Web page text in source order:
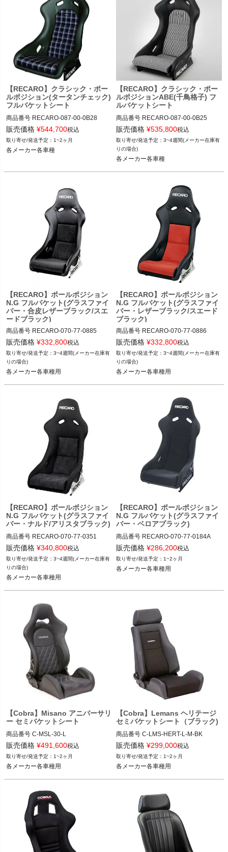
【RECARO】クラシック・ポー
ルポジション(タータンチェック)
フルバケットシート
商品番号 RECARO-087-00-0B28
RECARO-087.00.0B28
087-00-0B28
販売価格 ¥544,700税込
1~2ヶ月
各メーカー各車種
【RECARO】クラシック・ポー
ルポジションABE(千鳥格子) フ
ルバケットシート
商品番号 RECARO-087-00-0B25
RECARO-087.00.0B25
087-00-0B25
12VIVID"087.00.0B25"
販売価格 ¥535,800税込
3~4週間(メーカー在庫有
りの場合)
各メーカー各車種
【RECARO】ポールポジション
N.G フルバケット(グラスファイ
バー・合皮レザーブラック/スエ
ードブラック)
商品番号 RECARO-070-77-0885
RECARO-070_77_0885
12TGW"RECARO-070.77.0885"
販売価格 ¥332,800税込
3~4週間(メーカー在庫有
りの場合)
各メーカー各車種用
【RECARO】ポールポジション
N.G フルバケット(グラスファイ
バー・レザーブラック/スエード
ブラック)
商品番号 RECARO-070-77-0886
RECARO-070_77_0886
12TGW"RECARO-070.77.0886"
販売価格 ¥332,800税込
3~4週間(メーカー在庫有
りの場合)
各メーカー各車種用
【RECARO】ポールポジション
N.G フルバケット(グラスファイ
バー・ナルド/アリスタブラック)
商品番号 RECARO-070-77-0351
RECARO-070_77_0351
12TGW"RECARO-070.77.0351"
販売価格 ¥340,800税込
3~4週間(メーカー在庫有
りの場合)
各メーカー各車種用
【RECARO】ポールポジション
N.G フルバケット(グラスファイ
バー・ベロアブラック)
商品番号 RECARO-070-77-0184A
RECARO-070_77_0184A
12TGW"RECARO-070.77.0184A"
販売価格 ¥286,200税込
1~2ヶ月
各メーカー各車種用
【Cobra】Misano アニバーサリ
ー セミバケットシート
商品番号 C-MSL-30-L
C_MSL-30-L
12VIVID"C MSL-30-L"
販売価格 ¥491,600税込
1~2ヶ月
各メーカー各車種用
【Cobra】Lemans ヘリテージ
セミバケットシート（ブラック)
商品番号 C-LMS-HERT-L-M-BK
C_LMS-HERT-L-M-BK
12VIVID"C LMS-HERT-L-M-BK"
販売価格 ¥299,000税込
1~2ヶ月
各メーカー各車種用